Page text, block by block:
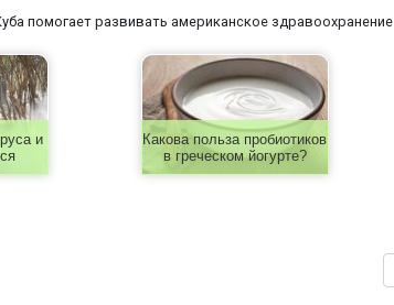
помогает развивать американское здравоохранение
и
Какова польза пробиотиков
в греческом йогурте?